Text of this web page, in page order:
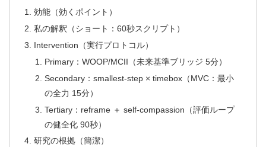
効能（効くポイント）
私の解釈（ショート：60秒スクリプト）
Intervention（実行プロトコル）
Primary：WOOP/MCII（未来基準ブリッジ 5分）
Secondary：smallest-step × timebox（MVC：最小
の全力 15分）
Tertiary：reframe ＋ self-compassion（評価ループ
の健全化 90秒）
研究の根拠（簡潔）